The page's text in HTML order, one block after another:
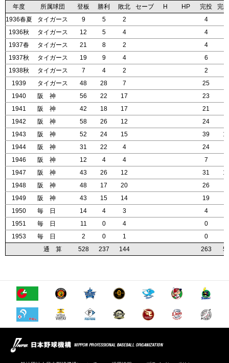
年度 所属球団 登板 勝利 敗北 セーブ H HP 完投
完
1936春夏
タイガース 9 5 2 4
1936秋
タイガース 12 5 4 4
1937春
タイガース 21 8 2 4
1937秋
タイガース 19 9 4 6
1938秋
タイガース 7 4 2 2
1939
タイガース 48 28 7 25
1940
阪 神 56 22 17 23
1941
阪 神 42 18 17 21
1942
阪 神 58 26 12 24
1943
阪 神 52 24 15 39
1944
阪 神 31 22 4 24
1946
阪 神 12 4 4 7
1947
阪 神 43 26 12 31
1948
阪 神 48 17 20 26
1949
阪 神 43 15 14 19
1950
毎 日 14 4 3 4
1951
毎 日 11 0 4 0
1953
毎 日 2 0 1 0
通 算
528 237 144 263
年度 所属球団 登板 勝利 敗北 セーブ H HP 完投
完
1936春夏
タイガース 9 5 2 4
1936秋
タイガース 12 5 4 4
1937春
タイガース 21 8 2 4
1937秋
タイガース 19 9 4 6
1938秋
タイガース 7 4 2 2
1939
タイガース 48 28 7 25
1940
阪 神 56 22 17 23
1941
阪 神 42 18 17 21
1942
阪 神 58 26 12 24
1943
阪 神 52 24 15 39
1944
阪 神 31 22 4 24
1946
阪 神 12 4 4 7
1947
阪 神 43 26 12 31
1948
阪 神 48 17 20 26
1949
阪 神 43 15 14 19
1950
毎 日 14 4 3 4
1951
毎 日 11 0 4 0
1953
毎 日 2 0 1 0
通 算
528 237 144 263
年度 所属球団 登板 勝利 敗北 セーブ H HP 完投
完
1936春夏
タイガース 9 5 2 4
1936秋
タイガース 12 5 4 4
1937春
タイガース 21 8 2 4
1937秋
タイガース 19 9 4 6
1938秋
タイガース 7 4 2 2
1939
タイガース 48 28 7 25
1940
阪 神 56 22 17 23
1941
阪 神 42 18 17 21
1942
阪 神 58 26 12 24
1943
阪 神 52 24 15 39
1944
阪 神 31 22 4 24
1946
阪 神 12 4 4 7
1947
阪 神 43 26 12 31
1948
阪 神 48 17 20 26
1949
阪 神 43 15 14 19
1950
毎 日 14 4 3 4
1951
毎 日 11 0 4 0
1953
毎 日 2 0 1 0
通 算
528 237 144 263
年度 所属球団 登板 勝利 敗北 セーブ H HP 完投
完
1936春夏
タイガース 9 5 2 4
1936秋
タイガース 12 5 4 4
1937春
タイガース 21 8 2 4
1937秋
タイガース 19 9 4 6
1938秋
タイガース 7 4 2 2
1939
タイガース 48 28 7 25
1940
阪 神 56 22 17 23
1941
阪 神 42 18 17 21
1942
阪 神 58 26 12 24
1943
阪 神 52 24 15 39
1944
阪 神 31 22 4 24
1946
阪 神 12 4 4 7
1947
阪 神 43 26 12 31
1948
阪 神 48 17 20 26
1949
阪 神 43 15 14 19
1950
毎 日 14 4 3 4
1951
毎 日 11 0 4 0
1953
毎 日 2 0 1 0
通 算
528 237 144 263